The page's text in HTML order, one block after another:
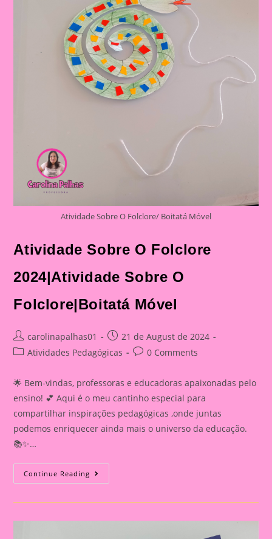
Folclore
Atividade Sobre O Folclore/ Boitatá Móvel
Atividade Sobre O Folclore
2024|Atividade Sobre O
Folclore|Boitatá Móvel
Post
author:
carolinapalhas01
Post
published:
21 de August de 2024
PostAtividades Pedagógicas
Post0 Comments
🌟 Bem-vindas, professoras e educadoras apaixonadas pelo
ensino! 💕 Aqui é o meu cantinho especial para
compartilhar inspirações pedagógicas ,onde juntas
podemos enriquecer ainda mais o universo da educação.
📚✨…
Continue Reading Atividade
Sobre
Folclore